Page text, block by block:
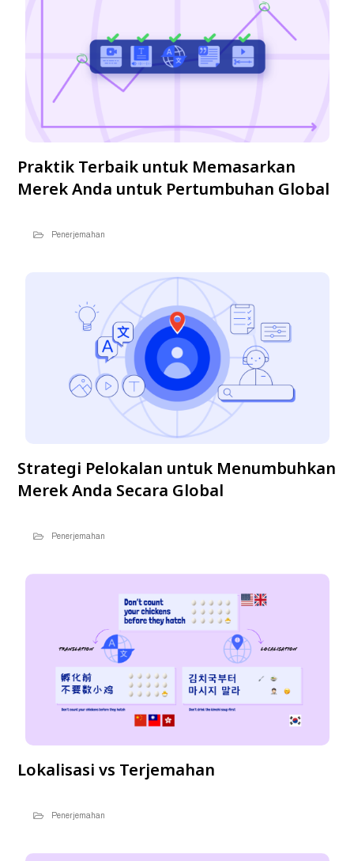
Praktik Terbaik untuk Memasarkan
Merek Anda untuk Pertumbuhan Global
Penerjemahan
Strategi Pelokalan untuk Menumbuhkan
Merek Anda Secara Global
Penerjemahan
Lokalisasi vs Terjemahan
Penerjemahan